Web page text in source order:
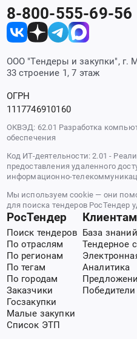
8-800-555-69-56
ООО "Тендеры и закупки", г.
33 строение 1, 7 этаж
ОГРН
1117746910160
ОКВЭД: 62.01 Разработка
обеспечения
Код ИТ-деятельности: 2.01 -
предоставления удаленного
информационно-
Мы используем cookie — они
для поиска тендеров РосТендер
РосТендер
Поиск тендеров
По отраслям
По регионам
По тегам
По городам
Заказчики
Госзакупки
Малые закупки
Список ЭТП
Клиентам
База знаний
Тендерное
Аналитика